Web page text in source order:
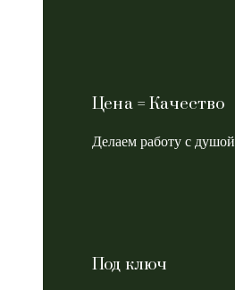
Цена = Качество
Делаем работу с душой
Под ключ